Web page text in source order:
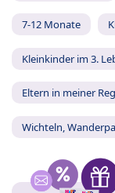
7-12 Monate
Kleinkinder im 3.
Eltern in meiner
Wichteln,